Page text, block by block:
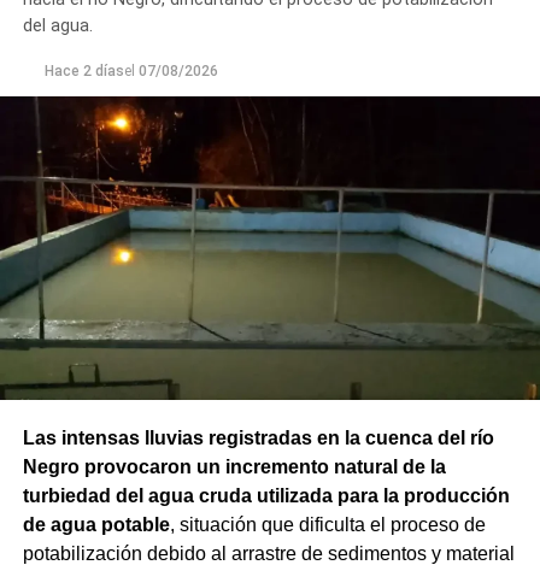
del agua.
Hace 2 díasel 07/08/2026
Las intensas lluvias registradas en la cuenca del río
Negro provocaron un incremento natural de la
turbiedad del agua cruda utilizada para la producción
de agua potable, situación que dificulta el proceso de
potabilización debido al arrastre de sedimentos y material